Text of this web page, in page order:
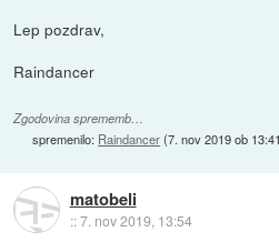
Lep pozdrav,
Raindancer
Zgodovina sprememb…
spremenilo: Raindancer(7. nov 2019 ob
matobeli
::7. nov 2019, 13:54